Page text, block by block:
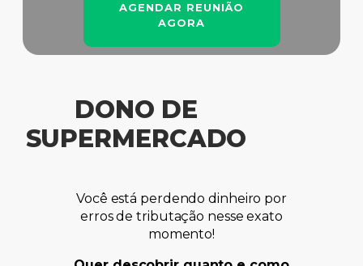
AGENDAR REUNIÃO
AGORA
DONO DE
SUPERMERCADO
Você está perdendo dinheiro por
erros de tributação nesse exato
momento!